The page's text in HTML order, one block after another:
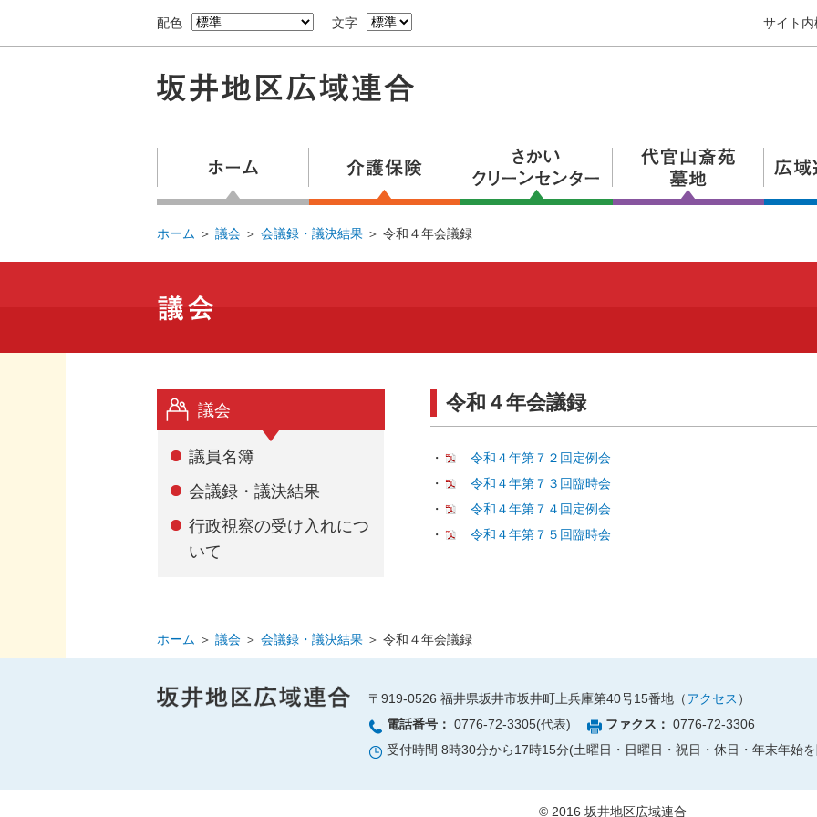
配色 文字 サイト内
ホーム ＞ 議会 ＞ 会議録・議決結果 ＞ 令和４年会議録
令和４年会議録
・
令和４年第７２回定例会
・
令和４年第７３回臨時会
・
令和４年第７４回定例会
・
令和４年第７５回臨時会
議会
議員名簿
会議録・議決結果
行政視察の受け入れにつ
いて
ホーム ＞ 議会 ＞ 会議録・議決結果 ＞ 令和４年会議録
〒919-0526 福井県坂井市坂井町上兵庫第40号15番地（アクセス ）
電話番号： 0776-72-3305(代表) ファクス： 0776-72-3306
受付時間 8時30分から17時15分(土曜日・日曜日・祝日・休日・年末年始
© 2016 坂井地区広域連合